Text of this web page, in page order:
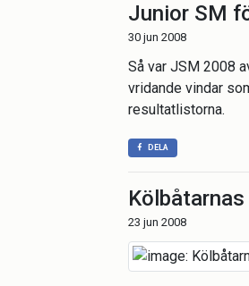
Junior SM
30 jun 2008
Så var JSM 2008
vridande vindar
resultatlistorna.
DELA
23 jun 2008